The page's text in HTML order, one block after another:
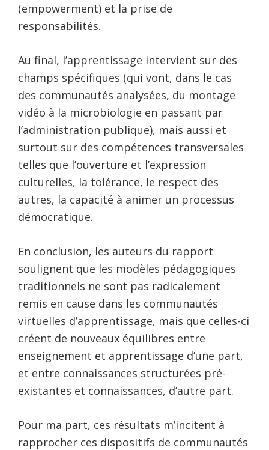
(empowerment) et la prise de
responsabilités.
Au final, l’apprentissage intervient sur des
champs spécifiques (qui vont, dans le cas
des communautés analysées, du montage
vidéo à la microbiologie en passant par
l’administration publique), mais aussi et
surtout sur des compétences transversales
telles que l’ouverture et l’expression
culturelles, la tolérance, le respect des
autres, la capacité à animer un processus
démocratique.
En conclusion, les auteurs du rapport
soulignent que les modèles pédagogiques
traditionnels ne sont pas radicalement
remis en cause dans les communautés
virtuelles d’apprentissage, mais que celles-ci
créent de nouveaux équilibres entre
enseignement et apprentissage d’une part,
et entre connaissances structurées pré-
existantes et connaissances, d’autre part.
Pour ma part, ces résultats m’incitent à
rapprocher ces dispositifs de communautés